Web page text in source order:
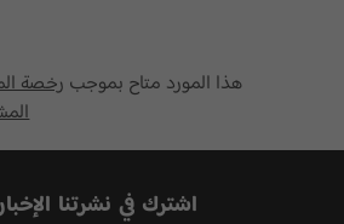
هذا المورد متاح بموجب رخصة
اشترك في نشرتنا